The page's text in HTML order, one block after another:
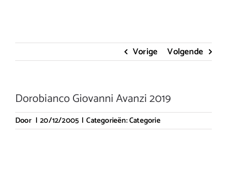
Vorige Volgende
Dorobianco Giovanni Avanzi 2019
Door | 20/12/2005 | Categorieën:Categorie